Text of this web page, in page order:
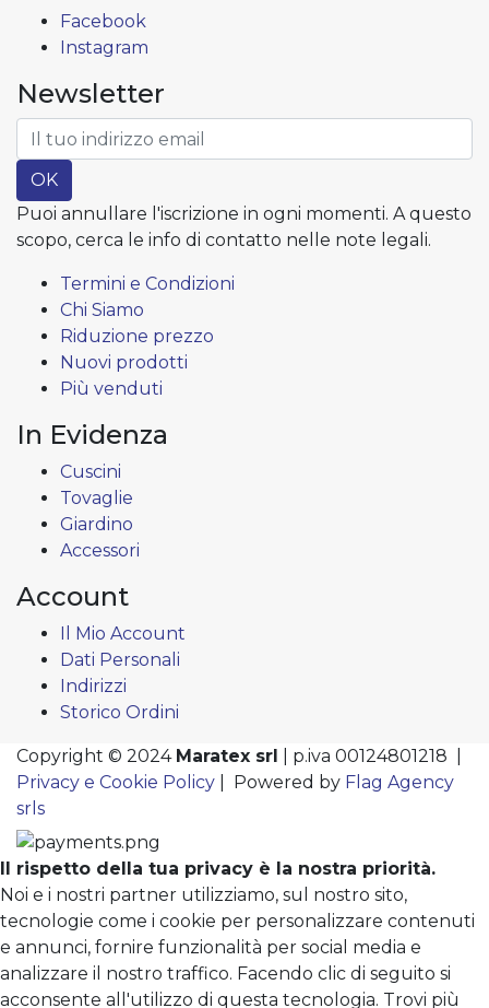
Facebook
Instagram
Newsletter
OK
Puoi annullare l'iscrizione in ogni momenti. A questo
scopo, cerca le info di contatto nelle note legali.
Termini e Condizioni
Chi Siamo
Riduzione prezzo
Nuovi prodotti
Più venduti
In Evidenza
Cuscini
Tovaglie
Giardino
Accessori
Account
Il Mio Account
Dati Personali
Indirizzi
Storico Ordini
Copyright © 2024 Maratex srl
| p.iva 00124801218 |
Privacy e Cookie Policy | Powered by Flag Agency
srls
Il rispetto della tua privacy è la nostra priorità.
Noi e i nostri partner utilizziamo, sul nostro sito,
tecnologie come i cookie per personalizzare contenuti
e annunci, fornire funzionalità per social media e
analizzare il nostro traffico. Facendo clic di seguito si
acconsente all'utilizzo di questa tecnologia. Trovi più